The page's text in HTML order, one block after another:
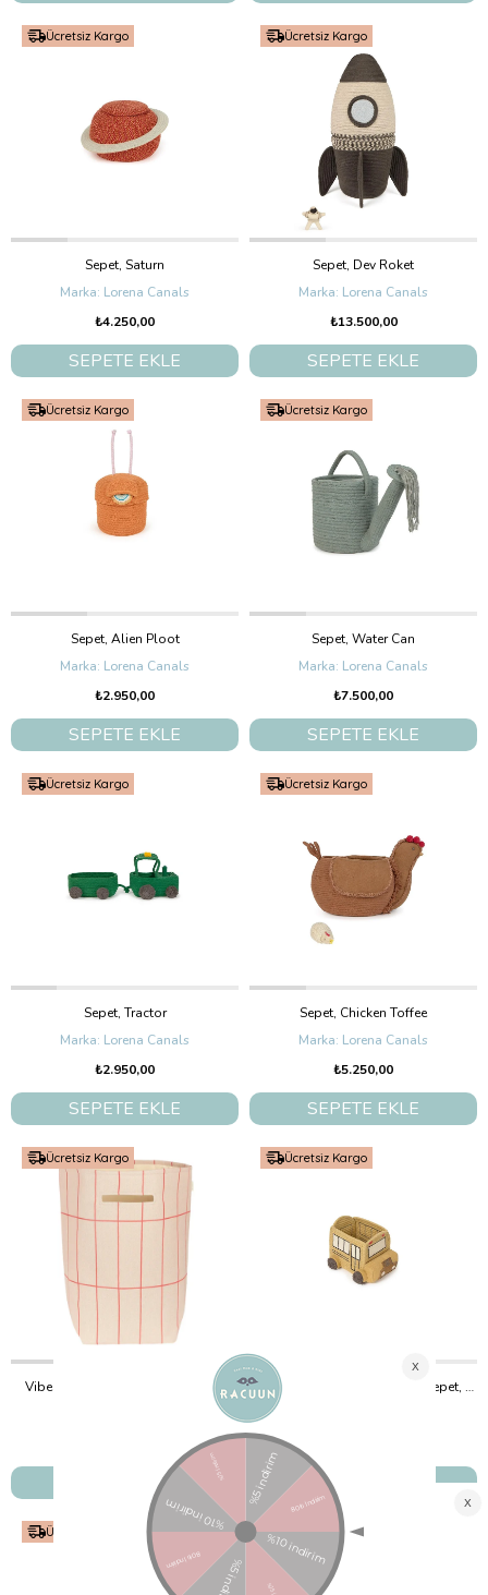
Sepet, Saturn
Lorena Canals
₺4.250,00
SEPETE EKLE
Ücretsiz Kargo
Sepet, Dev Roket
Lorena Canals
₺13.500,00
SEPETE EKLE
Ücretsiz Kargo
Sepet, Alien Ploot
Lorena Canals
₺2.950,00
SEPETE EKLE
Ücretsiz Kargo
Sepet, Water Can
Lorena Canals
₺7.500,00
SEPETE EKLE
Ücretsiz Kargo
Sepet, Tractor
Lorena Canals
₺2.950,00
SEPETE EKLE
Ücretsiz Kargo
Sepet, Chicken Toffee
Lorena Canals
₺5.250,00
SEPETE EKLE
Ücretsiz Kargo
Vibes Büyük Sepet, Pink Red Grid
SEPETE EKLE
Ücretsiz Kargo
Lorena Canals Çocuk Odası Sepet, Mini Bus
SEPETE EKLE
Ücretsiz Kargo
Ücretsiz Kargo Ücretsiz Kargo